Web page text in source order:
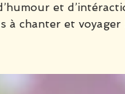
et
à chanter et voyager